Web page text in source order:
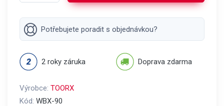
Potřebujete poradit s objednávkou?
2 roky záruka Doprava zdarma
Výrobce: TOORX
Kód: WBX-90